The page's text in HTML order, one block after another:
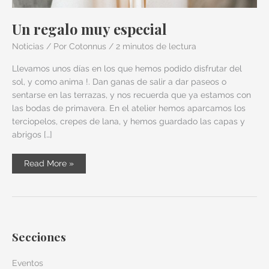
Un regalo muy especial
Noticias / Por Cotonnus / 2 minutos de lectura
Llevamos unos días en los que hemos podido disfrutar del
sol, y como anima !. Dan ganas de salir a dar paseos o
sentarse en las terrazas, y nos recuerda que ya estamos con
las bodas de primavera. En el atelier hemos aparcamos los
terciopelos, crepes de lana, y hemos guardado las capas y
abrigos […]
Un
Read More »
Secciones
Eventos